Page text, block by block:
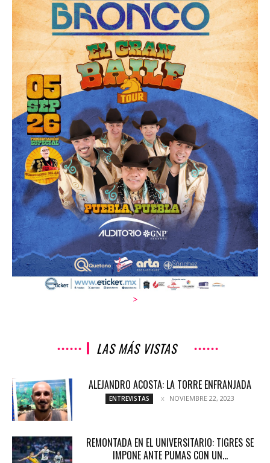
>
LAS MÁS VISTAS
ALEJANDRO ACOSTA: LA TORRE ENFRANJADA
ENTREVISTAS NOVIEMBRE 22, 2023
REMONTADA EN EL UNIVERSITARIO: TIGRES SE
IMPONE ANTE PUMAS CON UN...